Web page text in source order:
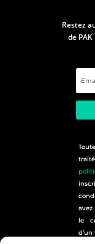
Restez
de
avez
le